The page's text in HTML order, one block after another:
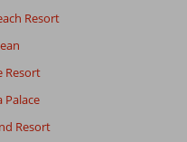
Resort
Resort
Palace
Resort